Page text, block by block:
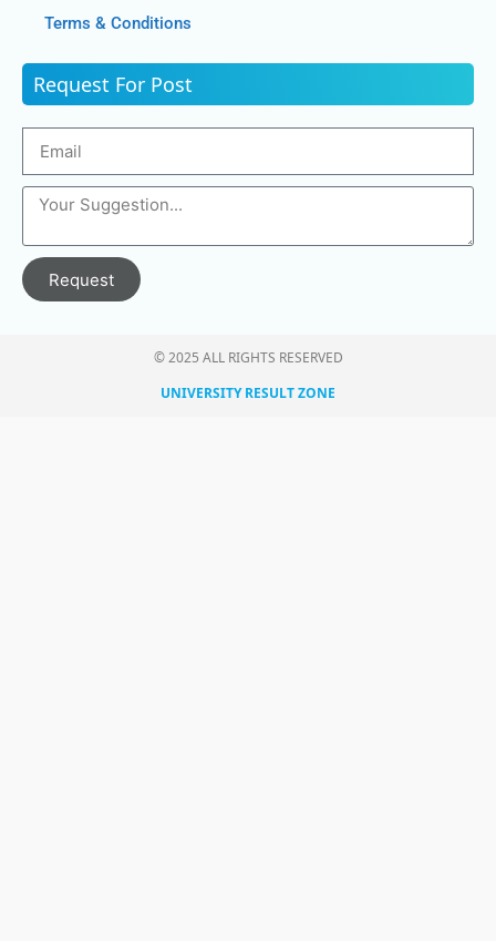
Terms & Conditions
Request For Post
Request
© 2025 ALL RIGHTS RESERVED​
UNIVERSITY RESULT ZONE